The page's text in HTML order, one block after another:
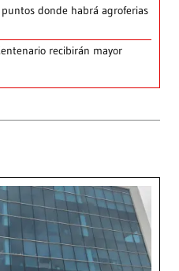
donde habrá agroferias
recibirán mayor